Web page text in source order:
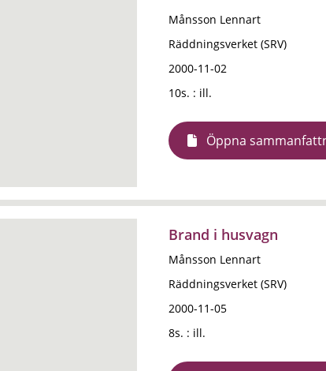
Månsson Lennart
Räddningsverket (SRV)
2000-11-02
10s. : ill.
Öppna
Brand i husvagn
Månsson Lennart
Räddningsverket (SRV)
2000-11-05
8s. : ill.